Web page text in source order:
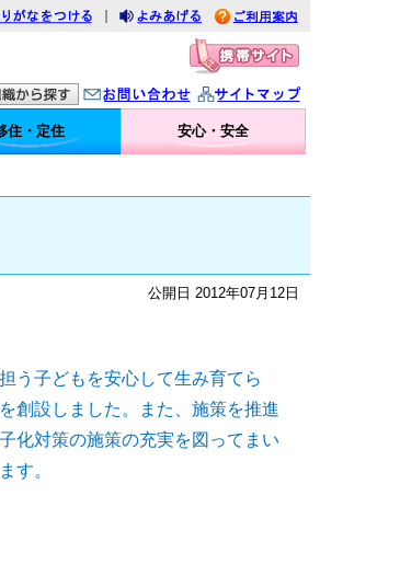
みあげる
利用案内
問い合わせ イトマップ
住・定住 安心・安全
公開日 2012年07月12日
う子どもを安心して生み育てら
創設しました。また、施策を推進
化対策の施策の充実を図ってまい
す。